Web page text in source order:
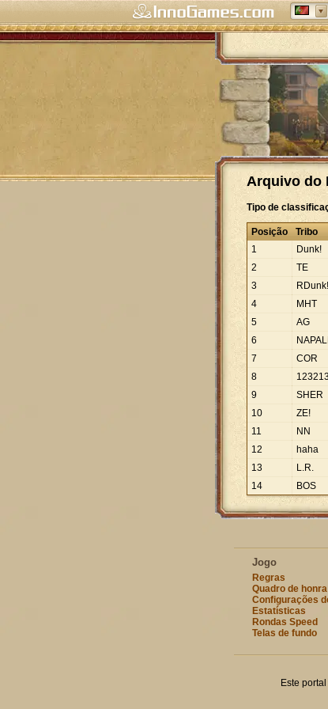
Arquivo do
Tipo de
Posição Tribo
1
Dunk!
2
TE
3
RDunk!
4
MHT
5
AG
6
7
COR
8
9
SHER
10
ZE!
11
NN
12
haha
13
L.R.
14
BOS
Jogo
Regras
Quadro de honra
Configurações
Estatísticas
Rondas Speed
Telas de fundo
Este